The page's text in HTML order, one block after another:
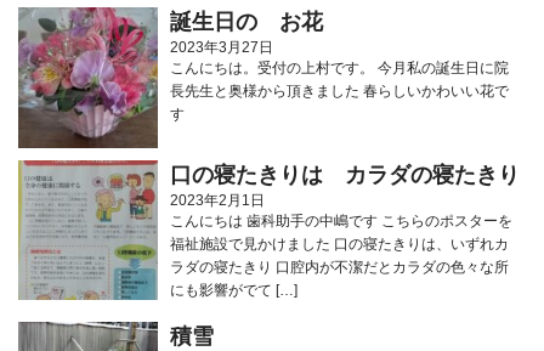
誕生日の お花
2023年3月27日
こんにちは。受付の上村です。 今月私の誕生日に院
長先生と奥様から頂きました 春らしいかわいい花で
す
口の寝たきりは カラダの寝たきり
2023年2月1日
こんにちは 歯科助手の中嶋です こちらのポスターを
福祉施設で見かけました 口の寝たきりは、いずれカ
ラダの寝たきり 口腔内が不潔だとカラダの色々な所
にも影響がでて […]
積雪